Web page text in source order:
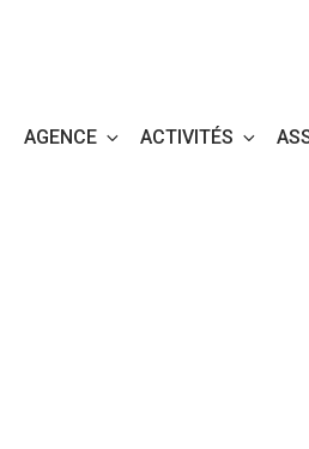
AGENCE ACTIVITÉS